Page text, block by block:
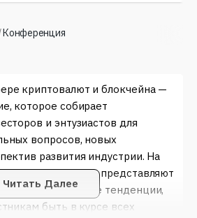
Конференция
криптовалют и блокчейна —
которое собирает
и энтузиастов для
вопросов, новых
развития индустрии. На
делятся опытом, представляют
актуальные тенденции,
быть в курсе всех
Читать Далее